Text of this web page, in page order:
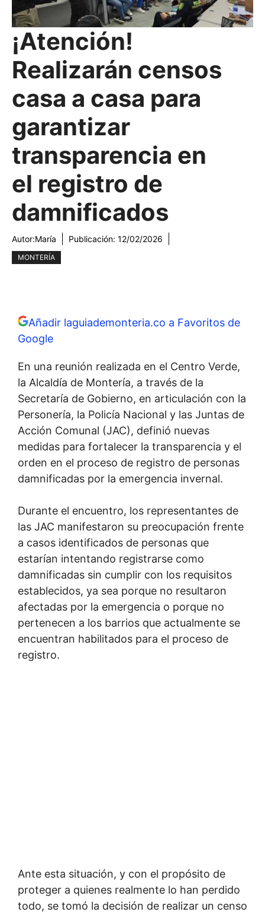
¡Atención!
Realizarán censos
casa a casa para
garantizar
transparencia en
el registro de
damnificados
Autor:María Publicación: 12/02/2026
MONTERÍA
Añadir laguiademonteria.co a Favoritos de
Google
En una reunión realizada en el Centro Verde,
la Alcaldía de Montería, a través de la
Secretaría de Gobierno, en articulación con la
Personería, la Policía Nacional y las Juntas de
Acción Comunal (JAC), definió nuevas
medidas para fortalecer la transparencia y el
orden en el proceso de registro de personas
damnificadas por la emergencia invernal.
Durante el encuentro, los representantes de
las JAC manifestaron su preocupación frente
a casos identificados de personas que
estarían intentando registrarse como
damnificadas sin cumplir con los requisitos
establecidos, ya sea porque no resultaron
afectadas por la emergencia o porque no
pertenecen a los barrios que actualmente se
encuentran habilitados para el proceso de
registro.
Ante esta situación, y con el propósito de
proteger a quienes realmente lo han perdido
todo, se tomó la decisión de realizar un censo